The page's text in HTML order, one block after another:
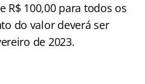
R$ 100,00 para todos os
do valor deverá ser
de 2023.